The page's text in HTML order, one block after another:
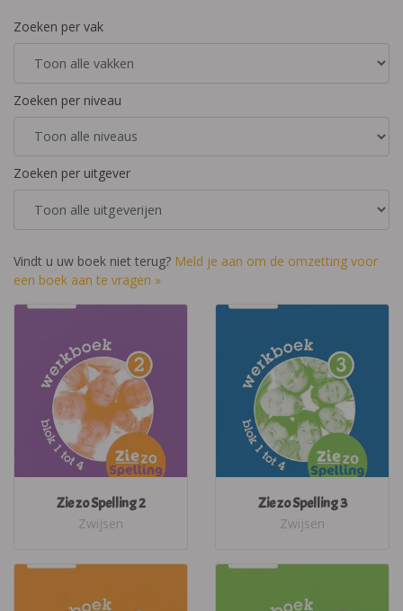
Zoeken per vak
Zoeken per niveau
Zoeken per uitgever
Vindt u uw boek niet terug? Meld je aan om de omzetting voor
een boek aan te vragen »
Zie zo Spelling 2
Zwijsen
Zie zo Spelling 3
Zwijsen